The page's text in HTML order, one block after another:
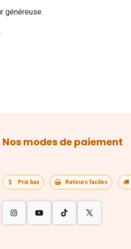
généreuse.
Nos modes de paiement
Prix bas Retours faciles